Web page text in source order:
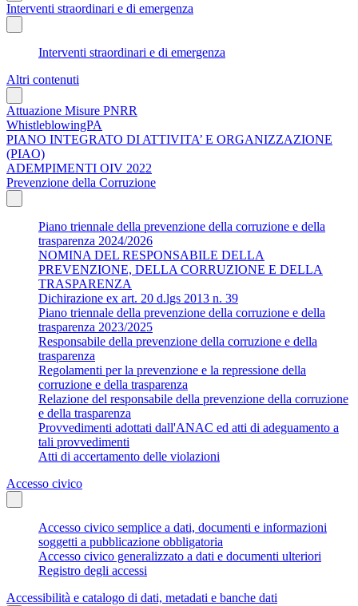
Interventi straordinari e di emergenza
Interventi straordinari e di emergenza
Altri contenuti
Attuazione Misure PNRR
WhistleblowingPA
PIANO INTEGRATO DI ATTIVITA’ E ORGANIZZAZIONE
(PIAO)
ADEMPIMENTI OIV 2022
Prevenzione della Corruzione
Piano triennale della prevenzione della corruzione e della
trasparenza 2024/2026
NOMINA DEL RESPONSABILE DELLA
PREVENZIONE, DELLA CORRUZIONE E DELLA
TRASPARENZA
Dichirazione ex art. 20 d.lgs 2013 n. 39
Piano triennale della prevenzione della corruzione e della
trasparenza 2023/2025
Responsabile della prevenzione della corruzione e della
trasparenza
Regolamenti per la prevenzione e la repressione della
corruzione e della trasparenza
Relazione del responsabile della prevenzione della corruzione
e della trasparenza
Provvedimenti adottati dall'ANAC ed atti di adeguamento a
tali provvedimenti
Atti di accertamento delle violazioni
Accesso civico
Accesso civico semplice a dati, documenti e informazioni
soggetti a pubblicazione obbligatoria
Accesso civico generalizzato a dati e documenti ulteriori
Registro degli accessi
Accessibilità e catalogo di dati, metadati e banche dati